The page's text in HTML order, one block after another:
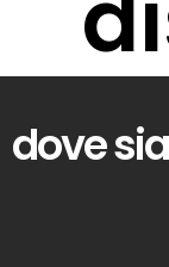
dove